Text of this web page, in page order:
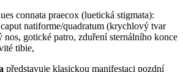
connata praecox (luetická stigmata):
natiforme/quadratum (krychlový tvar
nos, gotické patro, zduření sternálního konce
tibie,
představuje klasickou manifestaci pozdní